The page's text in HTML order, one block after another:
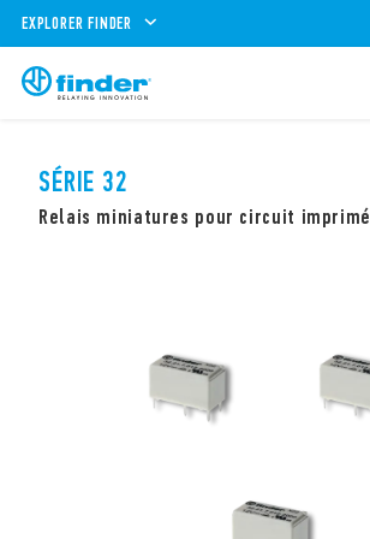
EXPLORER FINDER
SÉRIE 32
Relais miniatures pour circuit imprimé